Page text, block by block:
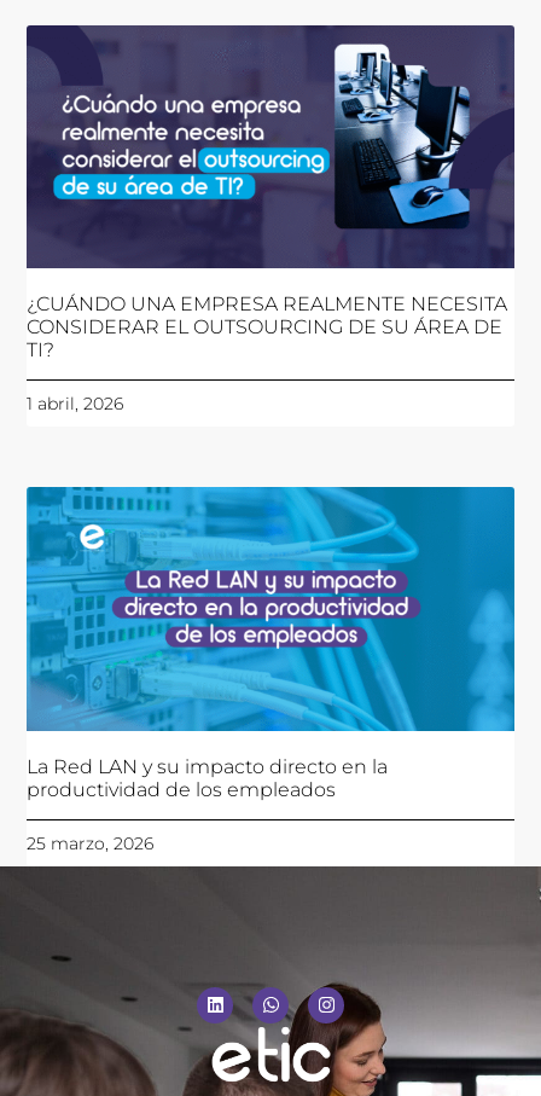
¿CUÁNDO UNA EMPRESA REALMENTE NECESITA
CONSIDERAR EL OUTSOURCING DE SU ÁREA DE
TI?
1 abril, 2026
La Red LAN y su impacto directo en la
productividad de los empleados
25 marzo, 2026